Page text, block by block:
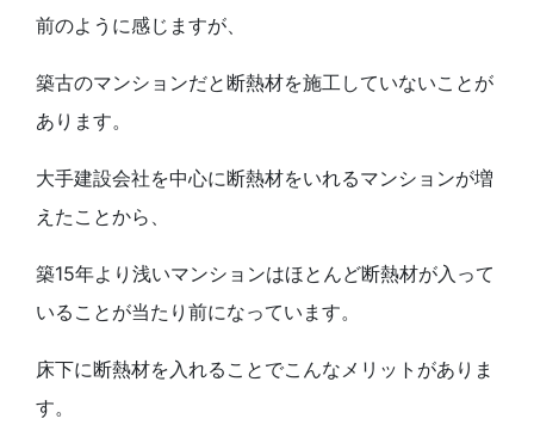
前のように感じますが、
築古のマンションだと断熱材を施工していないことが
あります。
大手建設会社を中心に断熱材をいれるマンションが増
えたことから、
築15年より浅いマンションはほとんど断熱材が入って
いることが当たり前になっています。
床下に断熱材を入れることでこんなメリットがありま
す。